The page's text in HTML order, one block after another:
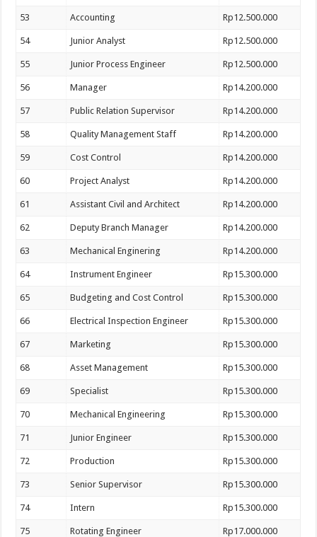
53 Accounting Rp12.500.000
54 Junior Analyst Rp12.500.000
55 Junior Process Engineer Rp12.500.000
56 Manager Rp14.200.000
57 Public Relation Supervisor Rp14.200.000
58 Quality Management Staff Rp14.200.000
59 Cost Control Rp14.200.000
60 Project Analyst Rp14.200.000
61 Assistant Civil and Architect Rp14.200.000
62 Deputy Branch Manager Rp14.200.000
63 Mechanical Enginering Rp14.200.000
64 Instrument Engineer Rp15.300.000
65 Budgeting and Cost Control Rp15.300.000
66 Electrical Inspection Engineer Rp15.300.000
67 Marketing Rp15.300.000
68 Asset Management Rp15.300.000
69 Specialist Rp15.300.000
70 Mechanical Engineering Rp15.300.000
71 Junior Engineer Rp15.300.000
72 Production Rp15.300.000
73 Senior Supervisor Rp15.300.000
74 Intern Rp15.300.000
75 Rotating Engineer Rp17.000.000